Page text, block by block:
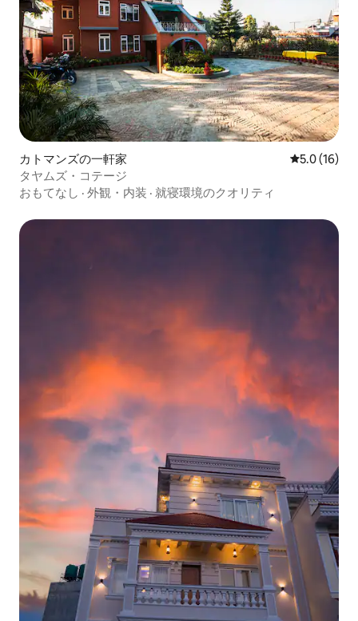
カトマンズの一軒家 レビュー16
5.0 (16)
タヤムズ・コテージ
おもてなし · 外観・内装 · 就寝環境のクオリティ